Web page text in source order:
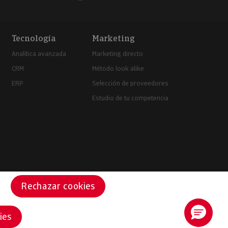
Tecnología
Analítica avanzada
CRM
ERP
Marketing
Marketing directo
Método look alike
Selección de proveedores
Estudio de tu competencia
Rechazar cookies